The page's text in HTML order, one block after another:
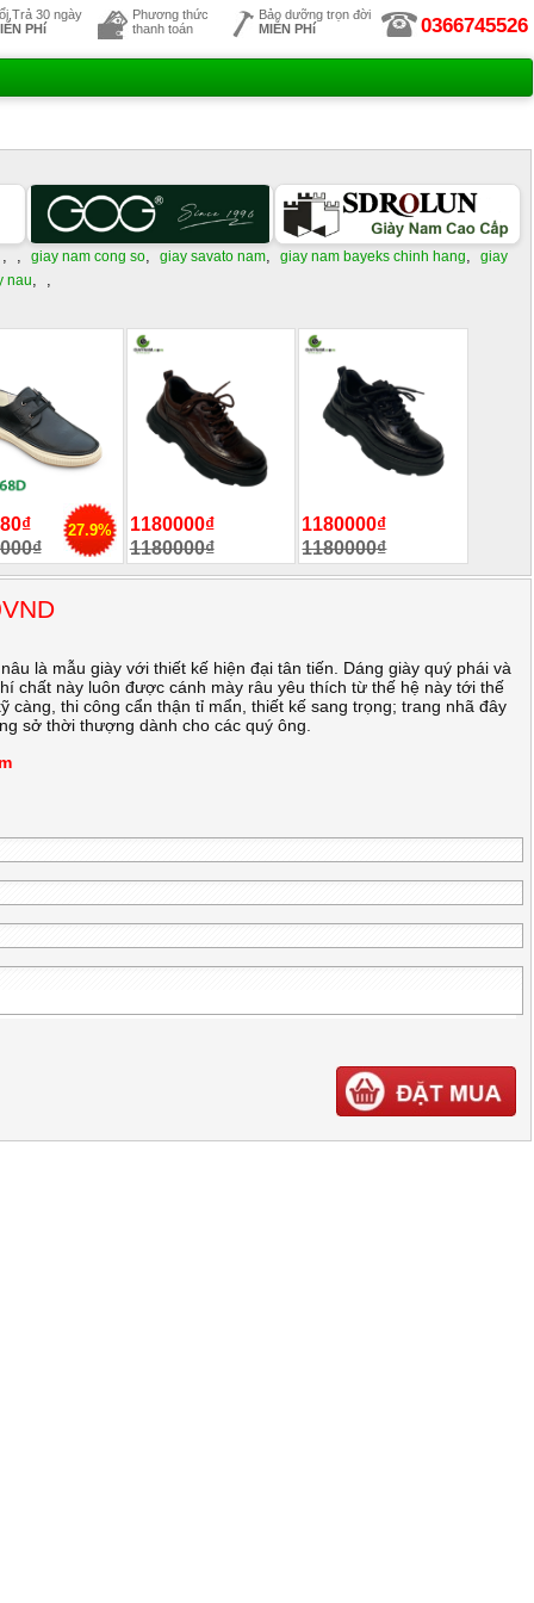
30 ngày
PHí
Phương thức
thanh toán
Bảo dưỡng trọn đời
MIỄN PHí
0366745526
giay nam cong so giay savato nam giay nam bayeks chinh hang
giay
nau
27.9%
1180000₫
1180000₫
1180000₫
1180000₫
là mẫu giày với thiết kế hiện đại tân tiến. Dáng giày quý phái và
chất này luôn được cánh mày râu yêu thích từ thế hệ này tới thế
càng, thi công cẩn thận tỉ mẩn, thiết kế sang trọng; trang nhã đây
sở thời thượng dành cho các quý ông.